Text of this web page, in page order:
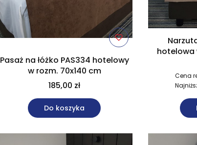
Pasaż na łóżko PAS334 hotelowy
w rozm. 70x140 cm
185,00 zł
Do koszyka
hotelowa
Cena